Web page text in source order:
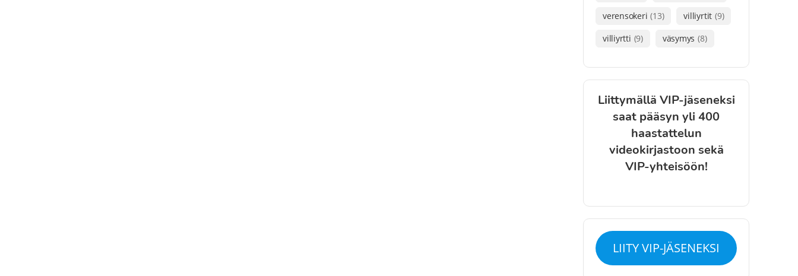
verensokeri (13) villiyrtit (9)
villiyrtti (9) väsymys (8)
Liittymällä VIP-jäseneksi
saat pääsyn yli 400
haastattelun
videokirjastoon sekä
VIP-yhteisöön!
LIITY VIP-JÄSENEKSI